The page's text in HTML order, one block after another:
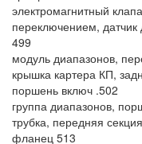
электромагнитный
переключением, датчик
499
модуль диапазонов,
крышка картера КП,
поршень включ .502
группа диапазонов,
трубка, передняя
фланец 513